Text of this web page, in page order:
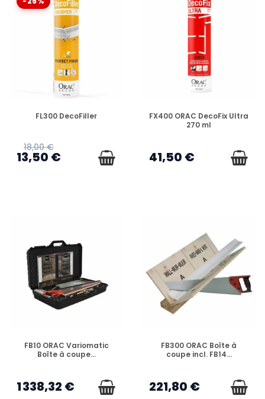
COMBIEN DE COLLE DOIS-JE COMMANDER ?
QUELLE SCIE UTILISER POUR COUPER LES
MOULURES ?
COMMENT NETTOYER LES DÉBORDEMENTS DE
EN STOCK
FL300 DecoFiller
18,00 €
13,50 €
EN STOCK
FX400 ORAC DecoFix Ultra
270 ml
41,50 €
EN STOCK
FB10 ORAC Variomatic
Boîte à coupe...
1 338,32 €
EN STOCK
FB300 ORAC Boîte à
coupe incl. FB14...
221,80 €